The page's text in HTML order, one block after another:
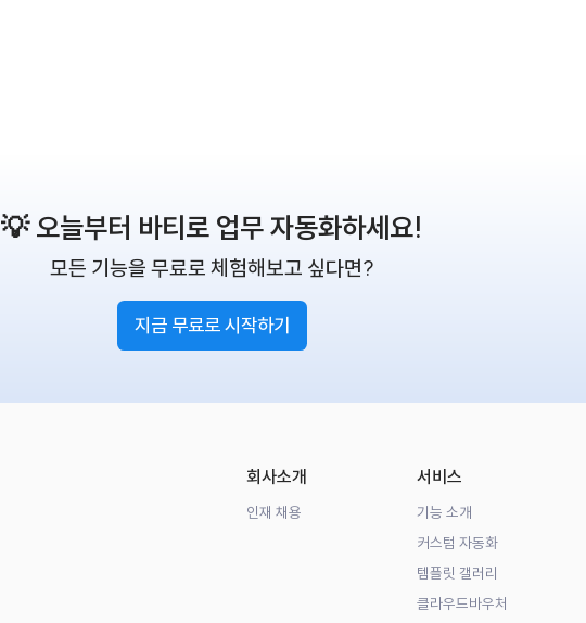
💡 오늘부터 바티로 업무 자동화하세요!
모든 기능을 무료로 체험해보고 싶다면?
지금 무료로 시작하기
회사소개
인재 채용
서비스
기능 소개
커스텀 자동화
템플릿 갤러리
클라우드바우처